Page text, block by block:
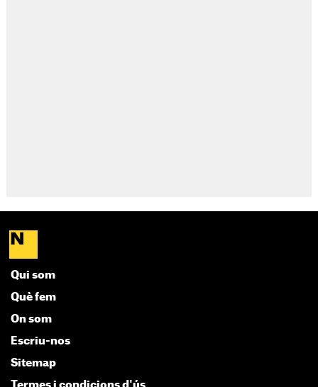
Qui som
Què fem
On som
Escriu-nos
Sitemap